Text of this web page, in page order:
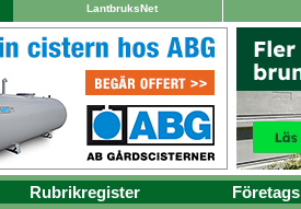
LantbruksNet
Rubrikregister